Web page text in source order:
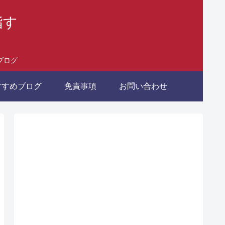
ログ
めブログ 免責事項 お問い合わせ